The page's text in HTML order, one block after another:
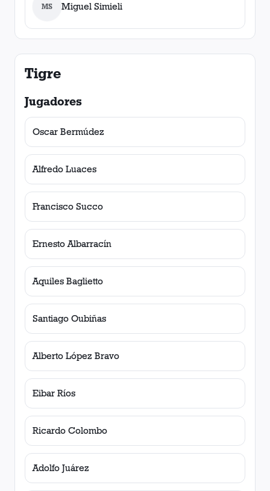
MS Miguel Simieli
Tigre
Jugadores
Oscar Bermúdez
Alfredo Luaces
Francisco Succo
Ernesto Albarracín
Aquiles Baglietto
Santiago Oubiñas
Alberto López Bravo
Eibar Ríos
Ricardo Colombo
Adolfo Juárez